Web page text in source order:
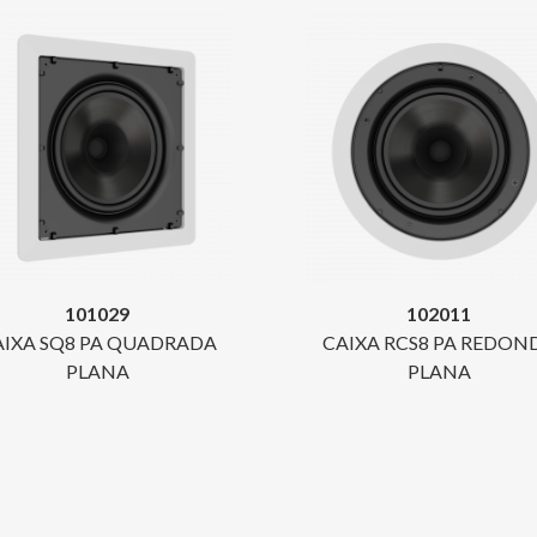
101029
SQ8 PA QUADRADA
PLANA
102011
CAIXA RCS8 PA
PLANA